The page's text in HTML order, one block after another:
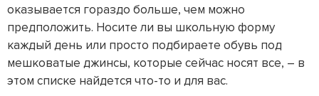
оказывается гораздо больше, чем можно
предположить. Носите ли вы школьную форму
каждый день или просто подбираете обувь под
мешковатые джинсы, которые сейчас носят все, – в
этом списке найдется что-то и для вас.